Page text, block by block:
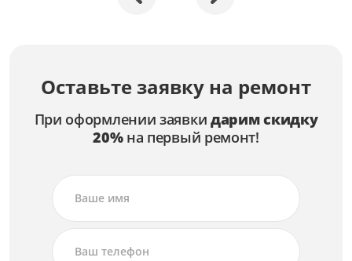
Оставьте заявку на ремонт
При оформлении заявки дарим скидку
20%на первый ремонт!